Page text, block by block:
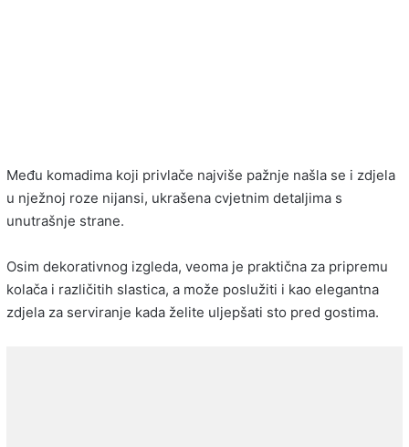
Među komadima koji privlače najviše pažnje našla se i zdjela
u nježnoj roze nijansi, ukrašena cvjetnim detaljima s
unutrašnje strane.
Osim dekorativnog izgleda, veoma je praktična za pripremu
kolača i različitih slastica, a može poslužiti i kao elegantna
zdjela za serviranje kada želite uljepšati sto pred gostima.